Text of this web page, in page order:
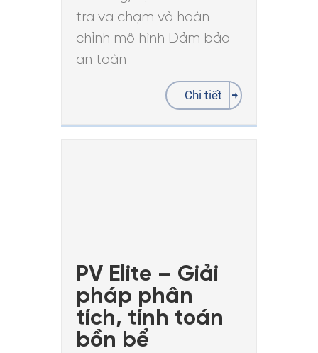
tra va chạm và hoàn
chỉnh mô hình Đảm bảo
an toàn
Chi tiết
PV Elite – Giải
pháp phân
tích, tính toán
bồn bể